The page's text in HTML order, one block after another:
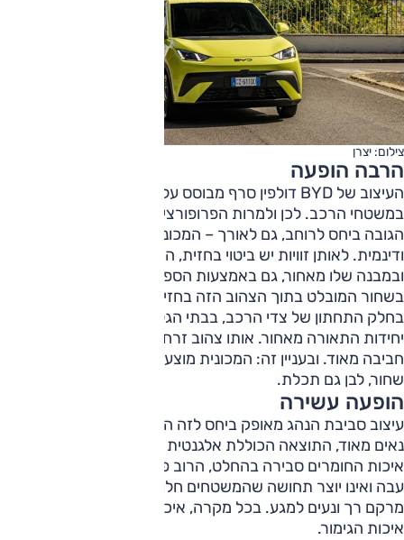
צילום: יצרן
הרבה הופעה
העיצוב של BYD דולפין סרף מבוסס על זוויות חדות וריבוי פאזות
במשטחי הרכב. לכן ולמרות הפרופורציות הלא-מחמיאות – ממד
הגובה ביחס לרוחב, גם לאורך – המכונית נראית עדכנית
ודינמית. לאותן זוויות יש ביטוי בחזית, הן נוכחות מאוד בצדי הרכב
ובמבנה שלו מאחור, גם באמצעות הספוילר החינני. הצהוב מודגש
בשחור המובלט בתוך הצהוב הזה בחזית, אבל גם עם פס מקורי
בחלק התחתון של צדי הרכב, בבתי הגלגלים ובפס החיבור של
יחידות התאורה מאחור. אותו צהוב זרחני מעניק לדולפין מתיקות
חביבה מאוד. ובעניין זה: המכונית מוצעת בשלושה צבעים נוספים:
שחור, לבן גם תכלת.
הופעה עשירה
עיצוב סביבת הנהג מאופק ביחס לזה החיצוני, המשטחים והקווים
נאים מאוד, התוצאה הכוללת אלגנטית והגוונים הכהים מוסיפים.
איכות החומרים סבירה בהחלט, הרוב פלסטיק נוקשה, אך הוא
עבה ואינו יוצר תחושה שהמשטחים חלולים, ויש גם אזורים עם
מרקם רך ונעים למגע. בכל מקרה, איכות ההרכבה טובה וכך גם
איכות הגימור.